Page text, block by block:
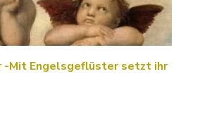
-Mit Engelsgeflüster setzt ihr